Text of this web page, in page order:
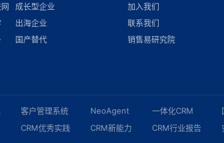
成长型企业
出海企业
国产替代
加入我们
联系我们
销售易研究院
客户管理系统
CRM优秀实践
NeoAgent
CRM新能力
一体化CRM
CRM行业报告